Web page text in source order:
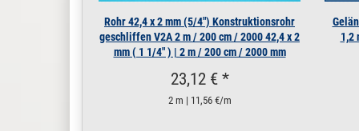
160.1205 1600254.00005 Spanplatten Schraube 3 x 30
3 x 30 | 500 Stück
1600255.00003 Spanplatten Schraube 3 x 40
Rohr 42,4 x 2 mm (5/4") Konstruktionsrohr
geschliffen V2A 2 m / 200 cm / 2000 42,4 x 2
mm ( 1 1/4" ) | 2 m / 200 cm / 2000 mm
23,12 € *
2 m | 11,56 €/m
1,2